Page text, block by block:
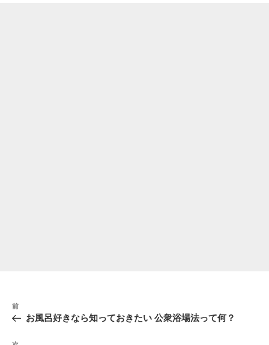
投
稿
前
の
稿
前
お風呂好きなら知っておきたい 公衆浴場法って何？